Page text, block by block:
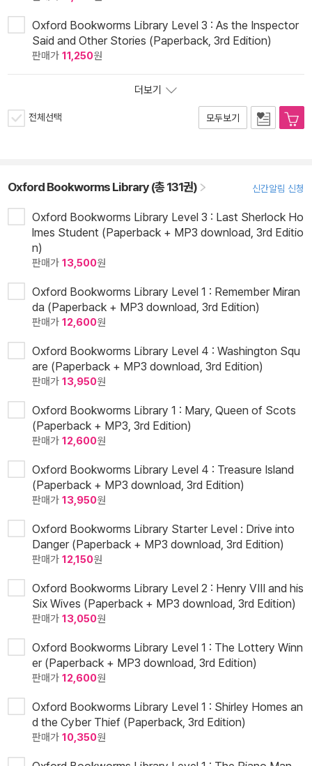
Oxford Bookworms Library Level 3 : As the Inspector
Said and Other Stories (Paperback, 3rd Edition)
판매가 11,250원
더보기
전체선택 모두보기
Oxford Bookworms Library (총 131권) 신간알림 신청
Oxford Bookworms Library Level 3 : Last Sherlock Ho
lmes Student (Paperback + MP3 download, 3rd Editio
n)
판매가 13,500원
Oxford Bookworms Library Level 1 : Remember Miran
da (Paperback + MP3 download, 3rd Edition)
판매가 12,600원
Oxford Bookworms Library Level 4 : Washington Squ
are (Paperback + MP3 download, 3rd Edition)
판매가 13,950원
Oxford Bookworms Library 1 : Mary, Queen of Scots
(Paperback + MP3, 3rd Edition)
판매가 12,600원
Oxford Bookworms Library Level 4 : Treasure Island
(Paperback + MP3 download, 3rd Edition)
판매가 13,950원
Oxford Bookworms Library Starter Level : Drive into
Danger (Paperback + MP3 download, 3rd Edition)
판매가 12,150원
Oxford Bookworms Library Level 2 : Henry VIII and his
Six Wives (Paperback + MP3 download, 3rd Edition)
판매가 13,050원
Oxford Bookworms Library Level 1 : The Lottery Winn
er (Paperback + MP3 download, 3rd Edition)
판매가 12,600원
Oxford Bookworms Library Level 1 : Shirley Homes an
d the Cyber Thief (Paperback, 3rd Edition)
판매가 10,350원